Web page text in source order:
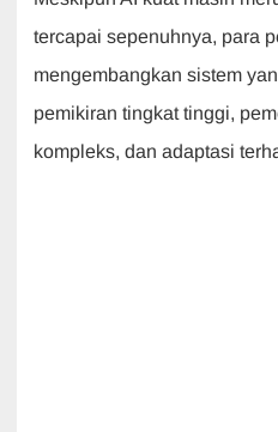
tercapai sepenuhnya, para
mengembangkan sistem
pemikiran tingkat tinggi,
kompleks, dan adaptasi